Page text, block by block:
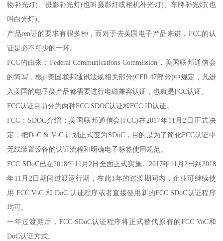
物补光灯)、摄影补光灯(也叫摄影灯或相机补光灯)、车牌补光灯(也
叫白光灯)。
产品ren证的要求有很多种，而对于去美国电子产品来讲，FCC的认
证是必不可少的一环。
FCC的由来：Federal Communications Commission，美国联邦通信会
的简写，根ju美国联邦通讯法规相关部分(CFR 47部分)中规定，凡进
入美国的电子类产品都需要进行电磁兼容认证，也就是FCC认证。
FCC认证目前分为两种FCC SDOC认证和FCC ID认证。
FCC：SDOC介绍：美国联邦通信会(FCC)在2017年11月2日正式决
定，把DoC & VoC 计划正式变为SDoC，目的是为了简化FCC认证中
无线装置设备的认证流程和明确电子标签使用规范。
FCC SDoC已在2018年11月2日全面正式实施。2017年11月2日到2018
年11月2日期间过渡运行期，在此1年的过渡期间内，企业可继续使
用 FCC VoC 和 DoC 认证程序或者直接使用新的FCC SDoC认证程序
均可。
一年过渡期后，FCC SDoC认证程序将正式替代原有的FCC VoC和
DoC认证方式。